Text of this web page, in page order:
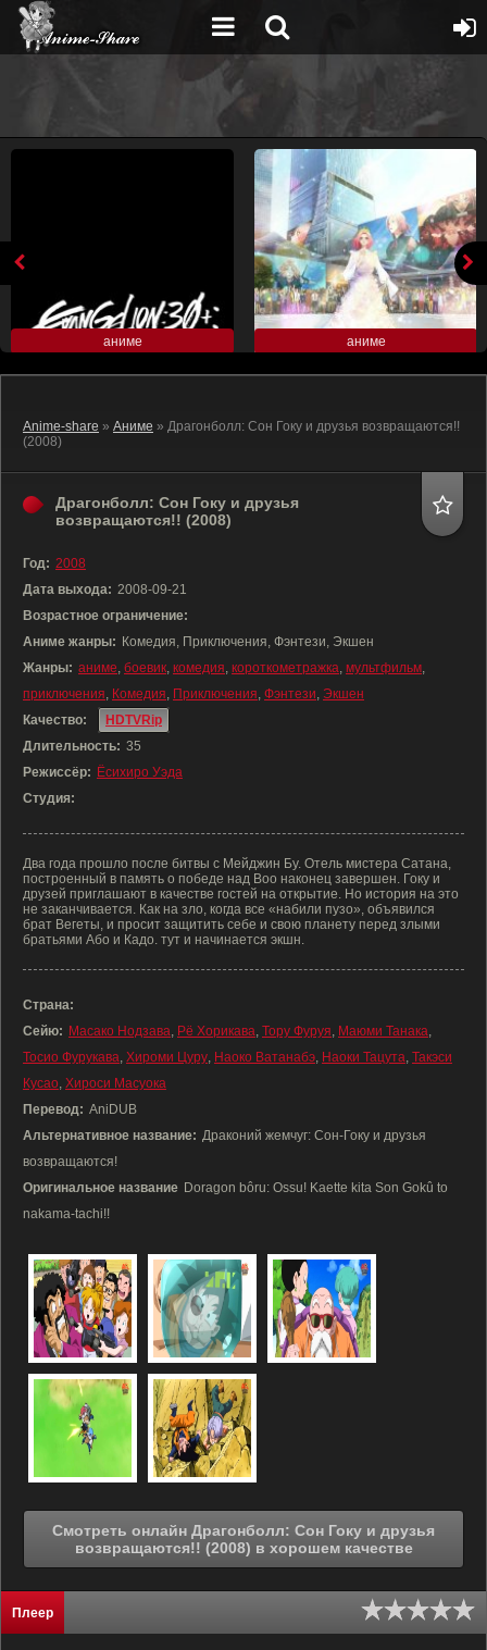
аниме аниме
Anime-share » Аниме » Драгонболл: Сон Гоку и друзья возвращаются!!
(2008)
Драгонболл: Сон Гоку и друзья
возвращаются!! (2008)
Год: 2008
Дата выхода: 2008-09-21
Возрастное ограничение:
Аниме жанры: Комедия, Приключения, Фэнтези, Экшен
Жанры: аниме, боевик, комедия, короткометражка, мультфильм,
приключения, Комедия, Приключения, Фэнтези, Экшен
Качество:
HDTVRip
Длительность: 35
Режиссёр: Ёсихиро Уэда
Студия:
Два года прошло после битвы с Мейджин Бу. Отель мистера Сатана,
построенный в память о победе над Boo наконец завершен. Гоку и
друзей приглашают в качестве гостей на открытие. Но история на это
не заканчивается. Как на зло, когда все «набили пузо», объявился
брат Вегеты, и просит защитить себе и свою планету перед злыми
братьями Або и Кадо. тут и начинается экшн.
Страна:
Сейю: Масако Нодзава, Рё Хорикава, Тору Фуруя, Маюми Танака,
Тосио Фурукава, Хироми Цуру, Наоко Ватанабэ, Наоки Тацута, Такэси
Кусао, Хироси Масуока
Перевод: AniDUB
Альтернативное название: Драконий жемчуг: Сон-Гоку и друзья
возвращаются!
Оригинальное название Doragon bôru: Ossu! Kaette kita Son Gokû to
nakama-tachi!!
Смотреть онлайн Драгонболл: Сон Гоку и друзья
возвращаются!! (2008) в хорошем качестве
Плеер